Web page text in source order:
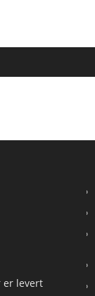
er levert